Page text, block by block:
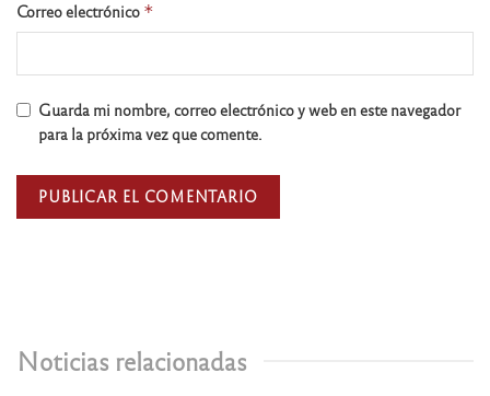
Noticias relacionadas
Correo electrónico *
Guarda mi nombre, correo electrónico y web en este navegador
para la próxima vez que comente.